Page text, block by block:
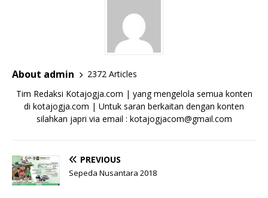
About admin
2372 Articles
Tim Redaksi Kotajogja.com | yang mengelola semua konten
di kotajogja.com | Untuk saran berkaitan dengan konten
silahkan japri via email : kotajogjacom@gmail.com
PREVIOUS
Sepeda Nusantara 2018